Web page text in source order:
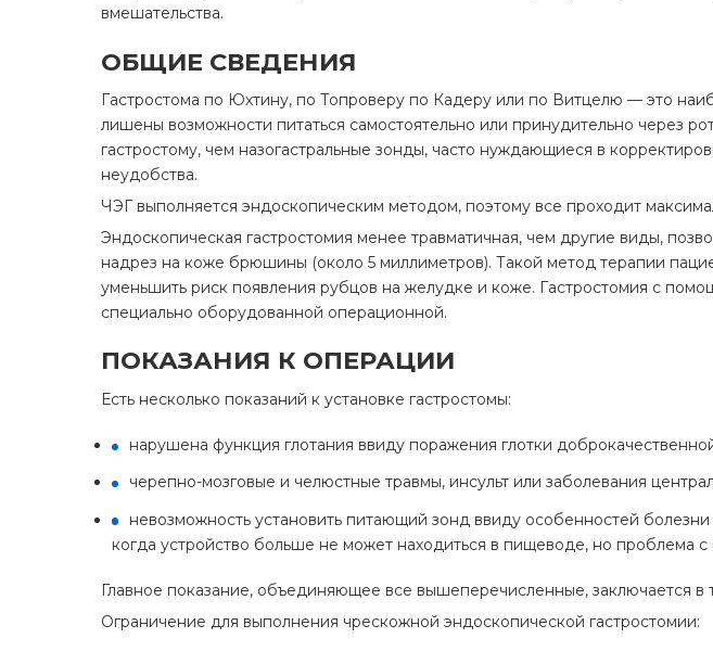
вмешательства.
ОБЩИЕ СВЕДЕНИЯ
Гастростома по Юхтину, по Топроверу по Кадеру или по Витцелю — это
лишены возможности питаться самостоятельно или принудительно через
гастростому, чем назогастральные зонды, часто нуждающиеся в
неудобства.
ЧЭГ выполняется эндоскопическим методом, поэтому все проходит
Эндоскопическая гастростомия менее травматичная, чем другие виды,
надрез на коже брюшины (около 5 миллиметров). Такой метод терапии
уменьшить риск появления рубцов на желудке и коже. Гастростомия с
специально оборудованной операционной.
ПОКАЗАНИЯ К ОПЕРАЦИИ
Есть несколько показаний к установке гастростомы:
нарушена функция глотания ввиду поражения глотки
черепно-мозговые и челюстные травмы, инсульт или заболевания
невозможность установить питающий зонд ввиду особенностей
когда устройство больше не может находиться в пищеводе, но проблема
Главное показание, объединяющее все вышеперечисленные, заключается
Ограничение для выполнения чрескожной эндоскопической гастростомии: